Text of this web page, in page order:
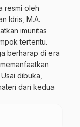
resmi oleh
Idris, M.A.
imunitas
tertentu.
berharap di era
dibuka,
dari kedua